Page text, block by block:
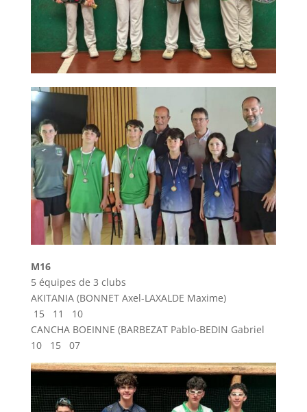
M16
5 équipes de 3 clubs
AKITANIA (BONNET Axel-LAXALDE Maxime)
15 11 10
CANCHA BOEINNE (BARBEZAT Pablo-BEDIN Gabriel
10 15 07